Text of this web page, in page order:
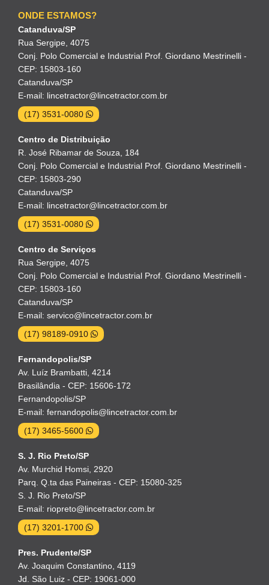
ONDE ESTAMOS?
Catanduva/SP
Rua Sergipe, 4075
Conj. Polo Comercial e Industrial Prof. Giordano Mestrinelli -
CEP: 15803-160
Catanduva/SP
E-mail: lincetractor@lincetractor.com.br
(17) 3531-0080
Centro de Distribuição
R. José Ribamar de Souza, 184
Conj. Polo Comercial e Industrial Prof. Giordano Mestrinelli -
CEP: 15803-290
Catanduva/SP
E-mail: lincetractor@lincetractor.com.br
(17) 3531-0080
Centro de Serviços
Rua Sergipe, 4075
Conj. Polo Comercial e Industrial Prof. Giordano Mestrinelli -
CEP: 15803-160
Catanduva/SP
E-mail: servico@lincetractor.com.br
(17) 98189-0910
Fernandopolis/SP
Av. Luíz Brambatti, 4214
Brasilândia - CEP: 15606-172
Fernandopolis/SP
E-mail: fernandopolis@lincetractor.com.br
(17) 3465-5600
S. J. Rio Preto/SP
Av. Murchid Homsi, 2920
Parq. Q.ta das Paineiras - CEP: 15080-325
S. J. Rio Preto/SP
E-mail: riopreto@lincetractor.com.br
(17) 3201-1700
Pres. Prudente/SP
Av. Joaquim Constantino, 4119
Jd. São Luiz - CEP: 19061-000